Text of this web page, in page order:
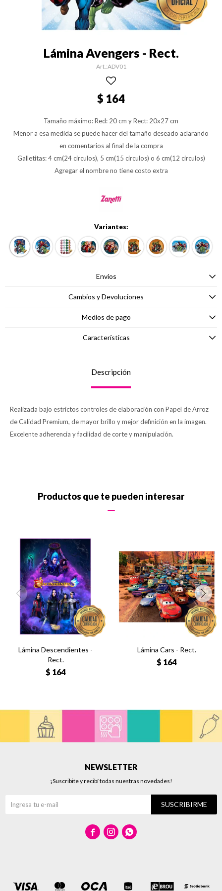
Lámina Avengers - Rect.
ADV01
$ 164
Tamaño máximo: Red: 20 cm y Rect: 20x27 cm
Menor a esa medida se puede hacer del tamaño deseado aclarando
en comentarios al final de la compra
Galletitas: 4 cm(24 circulos), 5 cm(15 circulos) o 6 cm(12 circulos)
Agregar el nombre no tiene costo extra
Variantes:
Envíos
Cambios y Devoluciones
Medios de pago
Características
Descripción
Realizada bajo estrictos controles de elaboración con Papel de Arroz
de Calidad Premium, de mayor brillo y mejor definición en la imagen.
Excelente adherencia y facilidad de corte y manipulación.
Productos que te pueden interesar
Lámina Descendientes -
Rect.
$ 164
Lámina Cars - Rect.
$ 164
NEWSLETTER
¡Suscribite y recibí todas nuestras novedades!
SUSCRIBIRME
  